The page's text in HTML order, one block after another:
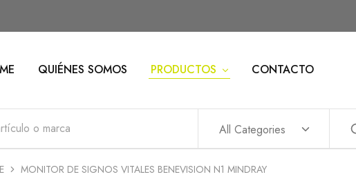
QUIÉNES SOMOS PRODUCTOS CONTACTO
All Categories
MONITOR DE SIGNOS VITALES BENEVISION N1 MINDRAY